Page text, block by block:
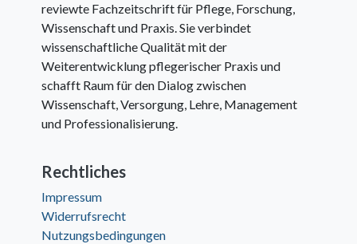
reviewte Fachzeitschrift für Pflege, Forschung,
Wissenschaft und Praxis. Sie verbindet
wissenschaftliche Qualität mit der
Weiterentwicklung pflegerischer Praxis und
schafft Raum für den Dialog zwischen
Wissenschaft, Versorgung, Lehre, Management
und Professionalisierung.
Rechtliches
Impressum
Widerrufsrecht
Nutzungsbedingungen